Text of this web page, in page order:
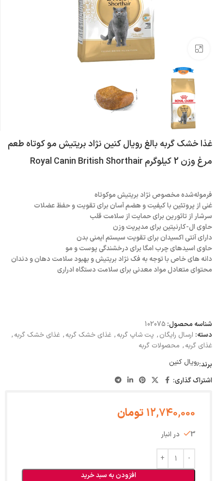
بزرگنمایی تصویر
غذا خشک گربه بالغ رویال کنین نژاد بریتیش مو کوتاه طعم
مرغ وزن 2 کیلوگرم Royal Canin British Shorthair
فرموله‌شده مخصوص نژاد بریتیش موکوتاه
غنی از پروتئین با کیفیت و هضم آسان برای تقویت و حفظ عضلات
سرشار از تائورین برای حمایت از سلامت قلب
حاوی ال-کارنیتین برای مدیریت وزن
دارای آنتی اکسیدان برای تقویت سیستم ایمنی بدن
حاوی اسیدهای چرب امگا برای درخشندگی پوست و مو
دانه های خاص با توجه به فک نژاد بریتیش و بهبود سلامت دهان و دندان
محتوای متعادل مواد معدنی برای سلامت دستگاه ادراری
شناسه محصول: 102075
دسته: ارسال رایگان, پت شاپ گربه, غذای خشک گربه, غذای خشک گربه,
غذای گربه, محصولات گربه
برند:رویال کنین
اشتراک گذاری:
12,740,000 تومان
3 در انبار
افزودن به سبد خرید